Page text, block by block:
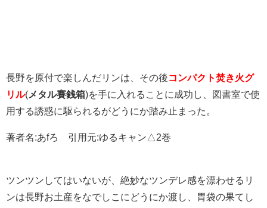
長野を原付で楽しんだリンは、その後コンパクト焚き火グ
リル(メタル賽銭箱)を手に入れることに成功し、図書室で使
用する誘惑に駆られるがどうにか踏み止まった。
著者名:あfろ 引用元:ゆるキャン△2巻
ツンツンしてはいないが、絶妙なツンデレ感を漂わせるリ
ンは長野お土産をなでしこにどうにか渡し、胃袋の果てし